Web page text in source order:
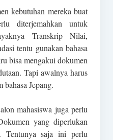
kebutuhan mereka buat
diterjemahkan untuk
Transkrip Nilai,
tentu gunakan bahasa
bisa mengakui dokumen
Tapi awalnya harus
Jepang.
mahasiswa juga perlu
yang diperlukan
Tentunya saja ini perlu